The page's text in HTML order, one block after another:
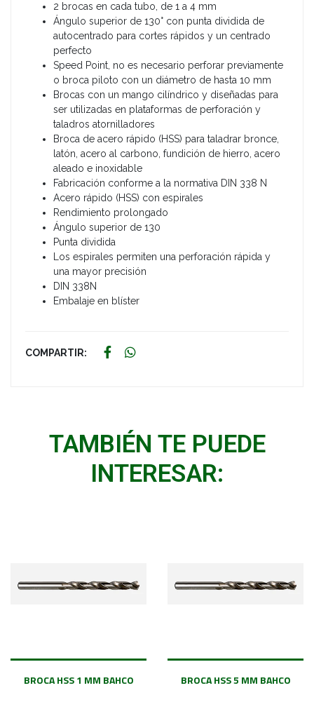
2 brocas en cada tubo, de 1 a 4 mm
Ángulo superior de 130° con punta dividida de
autocentrado para cortes rápidos y un centrado
perfecto
Speed Point, no es necesario perforar previamente
o broca piloto con un diámetro de hasta 10 mm
Brocas con un mango cilíndrico y diseñadas para
ser utilizadas en plataformas de perforación y
taladros atornilladores
Broca de acero rápido (HSS) para taladrar bronce,
latón, acero al carbono, fundición de hierro, acero
aleado e inoxidable
Fabricación conforme a la normativa DIN 338 N
Acero rápido (HSS) con espirales
Rendimiento prolongado
Ángulo superior de 130
Punta dividida
Los espirales permiten una perforación rápida y
una mayor precisión
DIN 338N
Embalaje en blíster
COMPARTIR:
TAMBIÉN TE PUEDE
INTERESAR:
BROCA HSS 1 MM BAHCO BROCA HSS 5 MM BAHCO